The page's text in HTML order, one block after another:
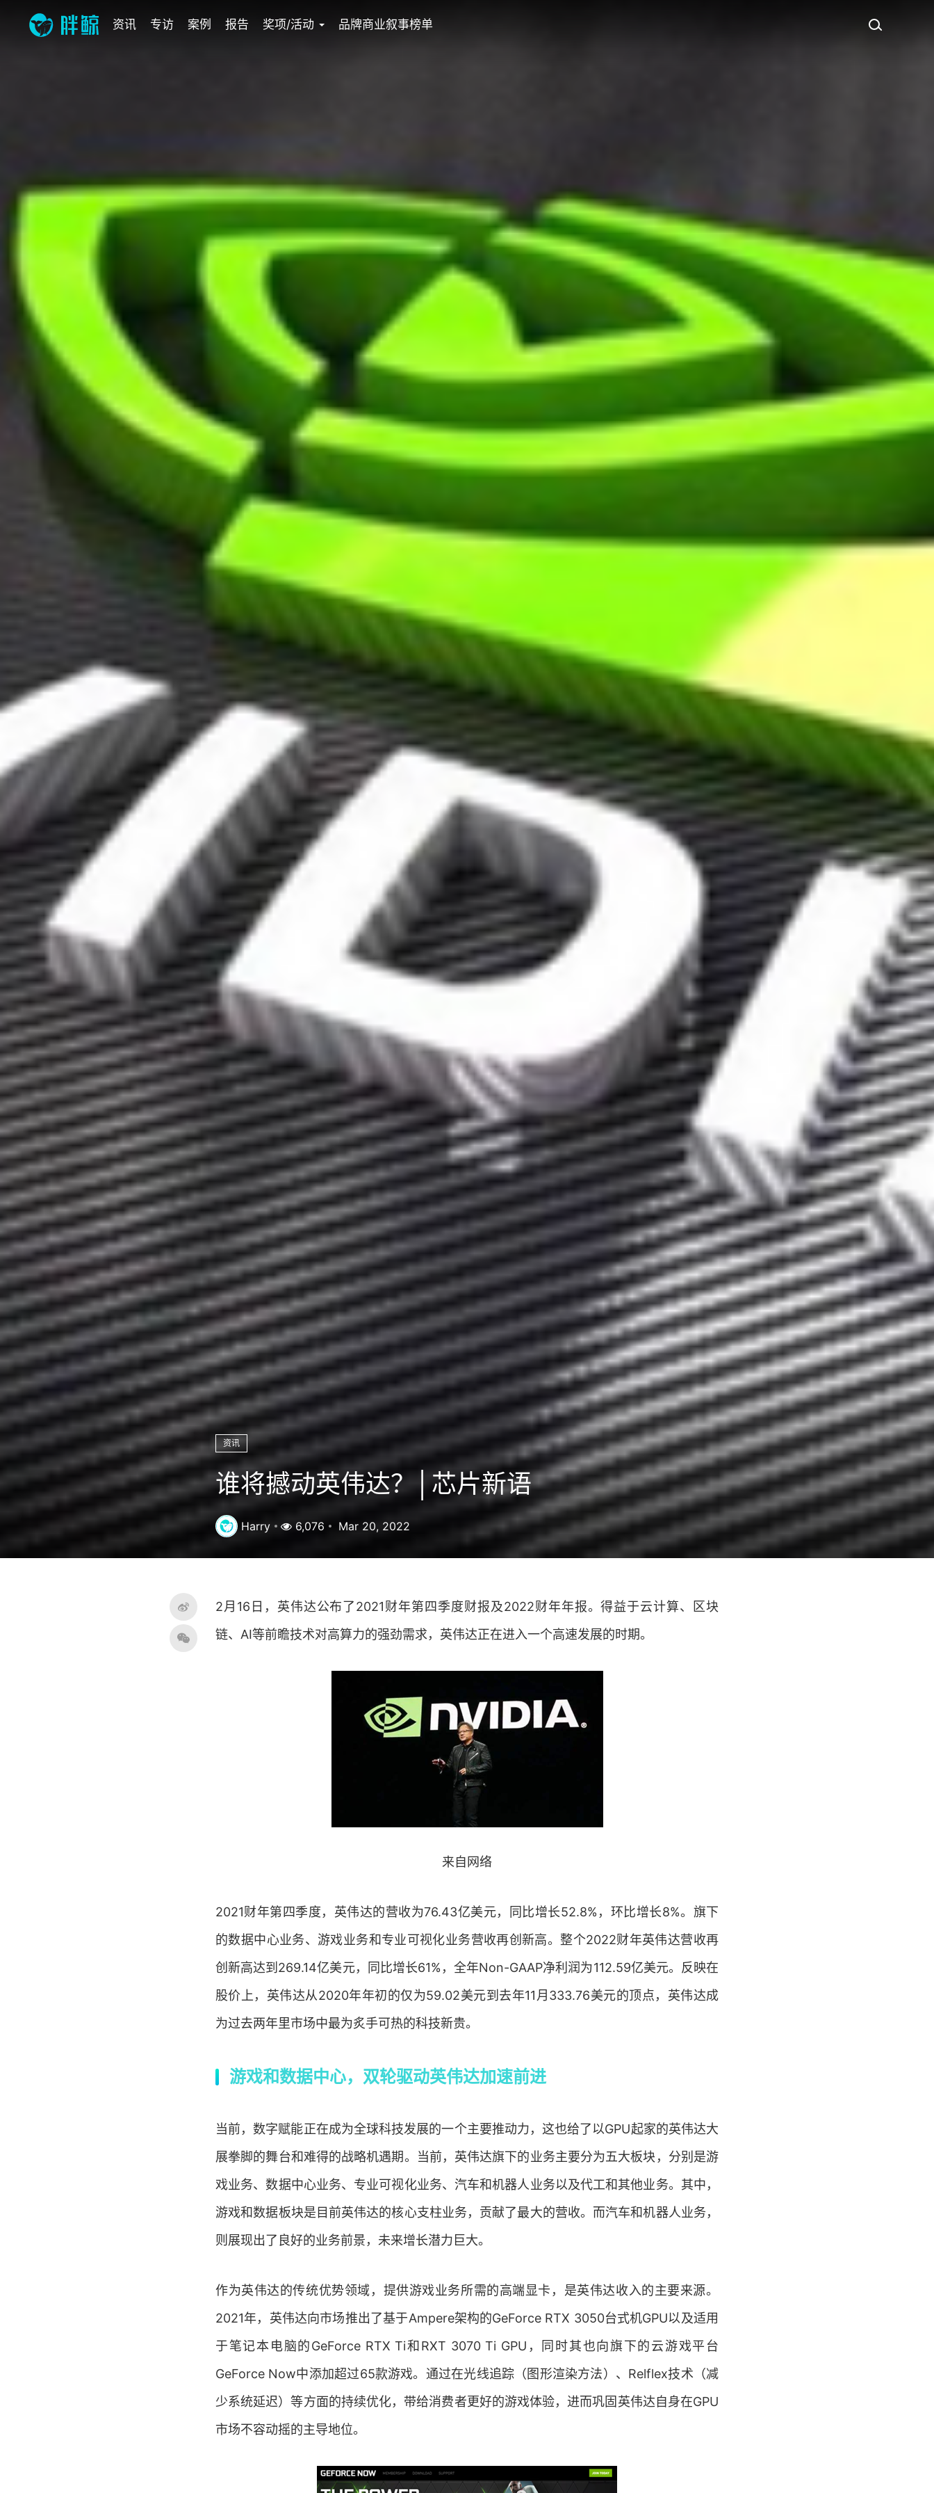
资讯 专访 案例 报告 奖项/活动 品牌商业叙事榜单
资讯
谁将撼动英伟达？│芯片新语
Harry 6,076 Mar 20, 2022
2月16日，英伟达公布了2021财年第四季度财报及2022财年年报。得益于云计算、区块
链、AI等前瞻技术对高算力的强劲需求，英伟达正在进入一个高速发展的时期。
来自网络
2021财年第四季度，英伟达的营收为76.43亿美元，同比增长52.8%，环比增长8%。旗下
的数据中心业务、游戏业务和专业可视化业务营收再创新高。整个2022财年英伟达营收再
创新高达到269.14亿美元，同比增长61%，全年Non-GAAP净利润为112.59亿美元。反映在
股价上，英伟达从2020年年初的仅为59.02美元到去年11月333.76美元的顶点，英伟达成
为过去两年里市场中最为炙手可热的科技新贵。
游戏和数据中心，双轮驱动英伟达加速前进
当前，数字赋能正在成为全球科技发展的一个主要推动力，这也给了以GPU起家的英伟达大
展拳脚的舞台和难得的战略机遇期。当前，英伟达旗下的业务主要分为五大板块，分别是游
戏业务、数据中心业务、专业可视化业务、汽车和机器人业务以及代工和其他业务。其中，
游戏和数据板块是目前英伟达的核心支柱业务，贡献了最大的营收。而汽车和机器人业务，
则展现出了良好的业务前景，未来增长潜力巨大。
作为英伟达的传统优势领域，提供游戏业务所需的高端显卡，是英伟达收入的主要来源。
2021年，英伟达向市场推出了基于Ampere架构的GeForce RTX 3050台式机GPU以及适用
于笔记本电脑的GeForce RTX Ti和RXT 3070 Ti GPU，同时其也向旗下的云游戏平台
GeForce Now中添加超过65款游戏。通过在光线追踪（图形渲染方法）、Relflex技术（减
少系统延迟）等方面的持续优化，带给消费者更好的游戏体验，进而巩固英伟达自身在GPU
市场不容动摇的主导地位。